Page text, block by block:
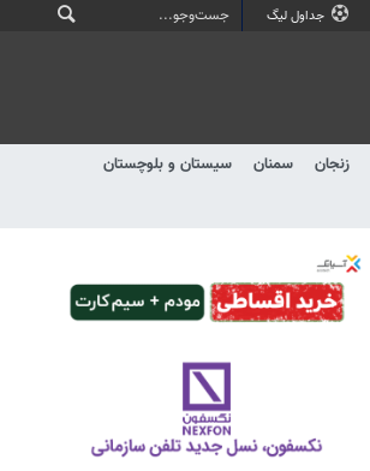
جداول لیگ
زنجان سمنان
سیستان و بلوچستان